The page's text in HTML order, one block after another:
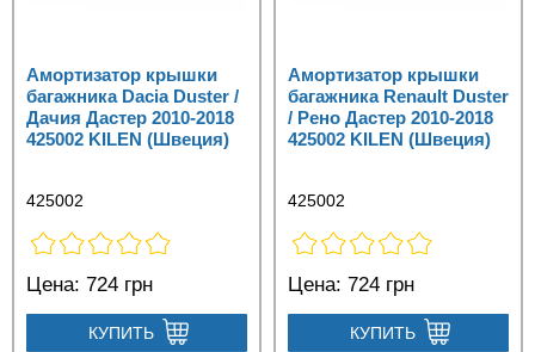
Амортизатор крышки
багажника Dacia Duster /
Дачия Дастер 2010-2018
425002 KILEN (Швеция)
425002
Цена: 724 грн
КУПИТЬ
Амортизатор крышки
багажника Renault Duster
/ Рено Дастер 2010-2018
425002 KILEN (Швеция)
425002
Цена: 724 грн
КУПИТЬ